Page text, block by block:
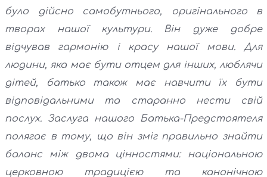
було дійсно самобутнього, оригінального в
творах нашої культури. Він дуже добре
відчував гармонію і красу нашої мови. Для
людини, яка має бути отцем для інших, люблячи
дітей, батько також має навчити їх бути
відповідальними та старанно нести свій
послух. Заслуга нашого Батька-Предстоятеля
полягає в тому, що він зміг правильно знайти
баланс між двома цінностями: національною
церковною традицією та канонічною